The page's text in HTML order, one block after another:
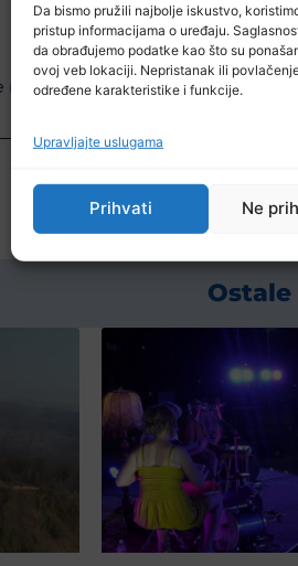
Da bismo pružili najbolje iskustvo,
pristup informacijama o uređaju.
da obrađujemo podatke kao što su
ovoj veb lokaciji. Nepristanak ili
određene karakteristike i funkcije.
Upravljajte uslugama
Prihvati Ne
čeka duže od 30 minuta.